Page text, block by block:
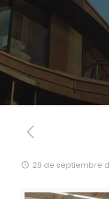
28 de septiembre